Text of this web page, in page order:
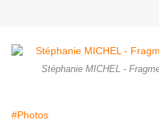
Stéphanie MICHEL -
#Photos